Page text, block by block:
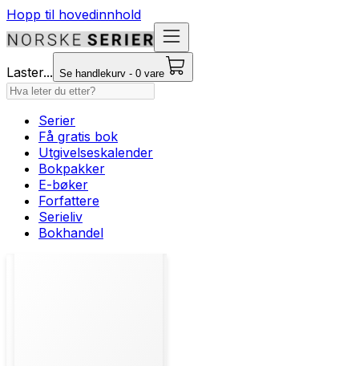
Hopp til hovedinnhold
Laster... Se handlekurv - 0 vare
Serier
Få gratis bok
Utgivelseskalender
Bokpakker
E-bøker
Forfattere
Serieliv
Bokhandel